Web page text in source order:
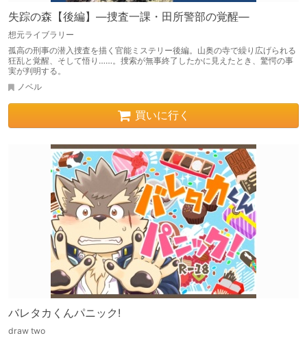
失踪の森【後編】―捜査一課・田所警部の覚醒―
想元ライブラリー
孤高の刑事の潜入捜査を描く官能ミステリー後編。山奥の寺で繰り広げられる
狂乱と覚醒、そして悟り……。捜索が無事終了したかに見えたとき、驚愕の事
実が判明する。
ノベル
買いに行く
バレタカくんパニック!
draw two